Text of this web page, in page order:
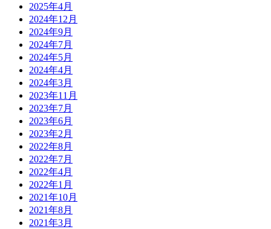
2025年4月
2024年12月
2024年9月
2024年7月
2024年5月
2024年4月
2024年3月
2023年11月
2023年7月
2023年6月
2023年2月
2022年8月
2022年7月
2022年4月
2022年1月
2021年10月
2021年8月
2021年3月